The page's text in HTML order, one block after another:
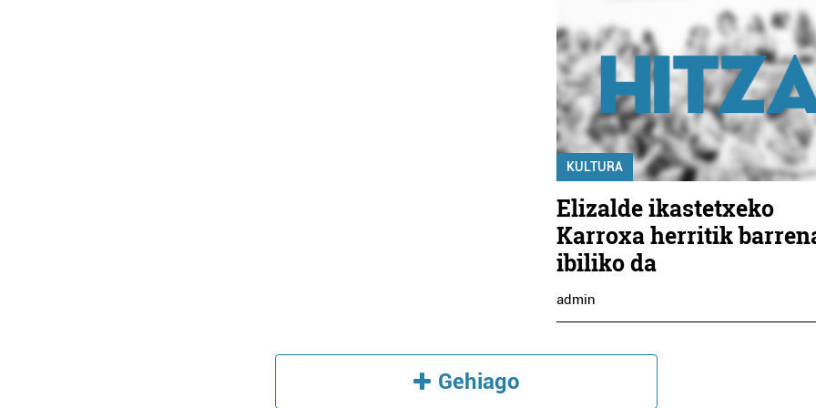
KULTURA
Elizalde ikastetxeko
Karroxa herritik
ibiliko da
admin
Gehiago